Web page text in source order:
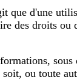
que d'une
des droits ou
ou toute